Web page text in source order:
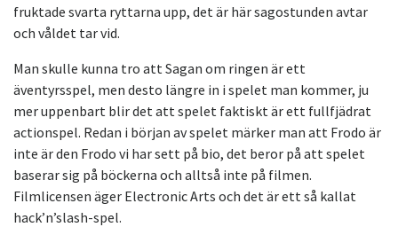
fruktade svarta ryttarna upp, det är här sagostunden avtar
och våldet tar vid.
Man skulle kunna tro att Sagan om ringen är ett
äventyrsspel, men desto längre in i spelet man kommer, ju
mer uppenbart blir det att spelet faktiskt är ett fullfjädrat
actionspel. Redan i början av spelet märker man att Frodo är
inte är den Frodo vi har sett på bio, det beror på att spelet
baserar sig på böckerna och alltså inte på filmen.
Filmlicensen äger Electronic Arts och det är ett så kallat
hack’n’slash-spel.